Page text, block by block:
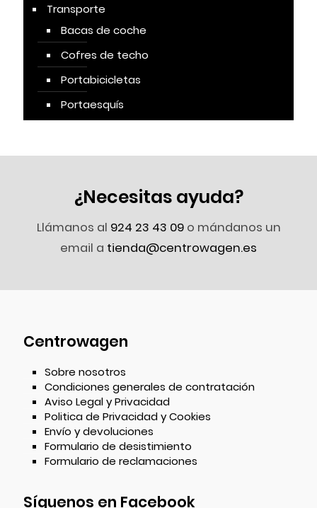
Transporte
Bacas de coche
Cofres de techo
Portabicicletas
Portaesquís
¿Necesitas ayuda?
Llámanos al 924 23 43 09o mándanos un
email a tienda@centrowagen.es
Centrowagen
Sobre nosotros
Condiciones generales de contratación
Aviso Legal y Privacidad
Politica de Privacidad y Cookies
Envío y devoluciones
Formulario de desistimiento
Formulario de reclamaciones
Síguenos en Facebook